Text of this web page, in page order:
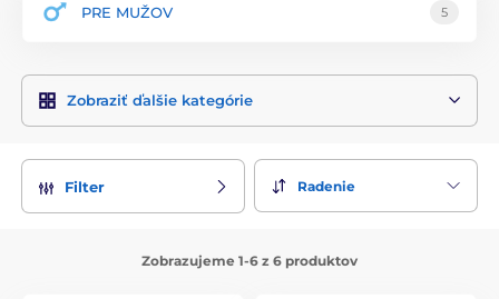
Sortiment Hot Octopuss zahŕňa širokú škálu produktov,
vibrácií a nastaviteľné rýchlosti. Značka sa pýši svojimi
revolučnými technológiami, ako je PulsePlate Technology™,
ktorá prináša nové a vzrušujúce zážitky.
Hot Octopuss sa tiež zameriava na estetiku svojich výrobkov,
pričom každý kus je navrhnutý s ohľadom na moderný a
elegantný vzhľad. Značka kladie veľký dôraz na spokojnosť
PRE MUŽOV 5
Zobraziť ďalšie kategórie
Filter Radenie
Zobrazujeme 1-6 z 6 produktov